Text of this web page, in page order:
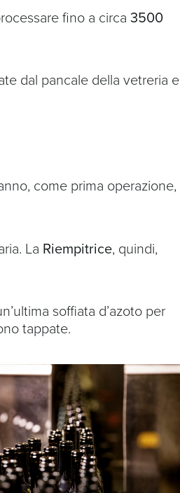
fino a circa 3500
dal pancale della vetreria e
come prima operazione,
La Riempitrice, quindi,
soffiata d’azoto per
tappate.